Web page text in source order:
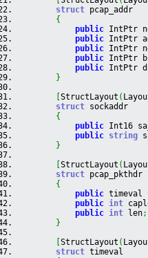
struct pcap_addr
{
public IntPtr
public IntPtr
public IntPtr
public IntPtr
public IntPtr
}
StructLayout (
struct sockaddr
{
public Int16
public string
}
StructLayout (
struct pcap_pkthdr
{
public timeval
public int
public int len;
}
StructLayout (
struct timeval